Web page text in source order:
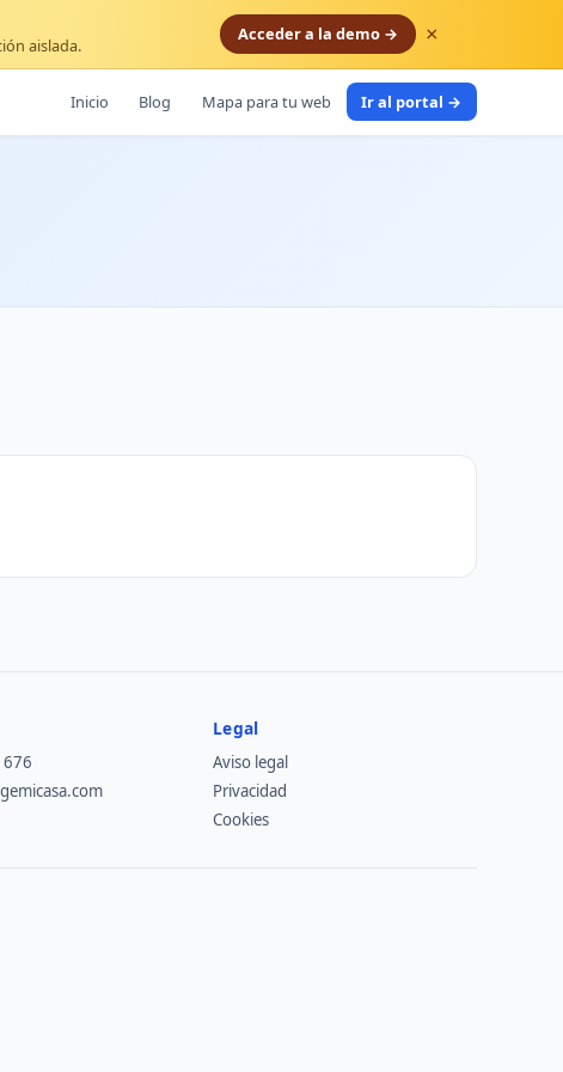
aislada.
Acceder a la demo → ×
Inicio Blog Mapa para tu web Ir al portal →
Legal
Aviso legal
Privacidad
Cookies